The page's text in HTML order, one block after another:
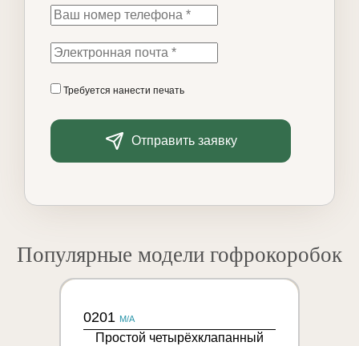
Требуется нанести печать
Отправить заявку
Популярные модели гофрокоробок
0201 M/A
Простой четырёхклапанный